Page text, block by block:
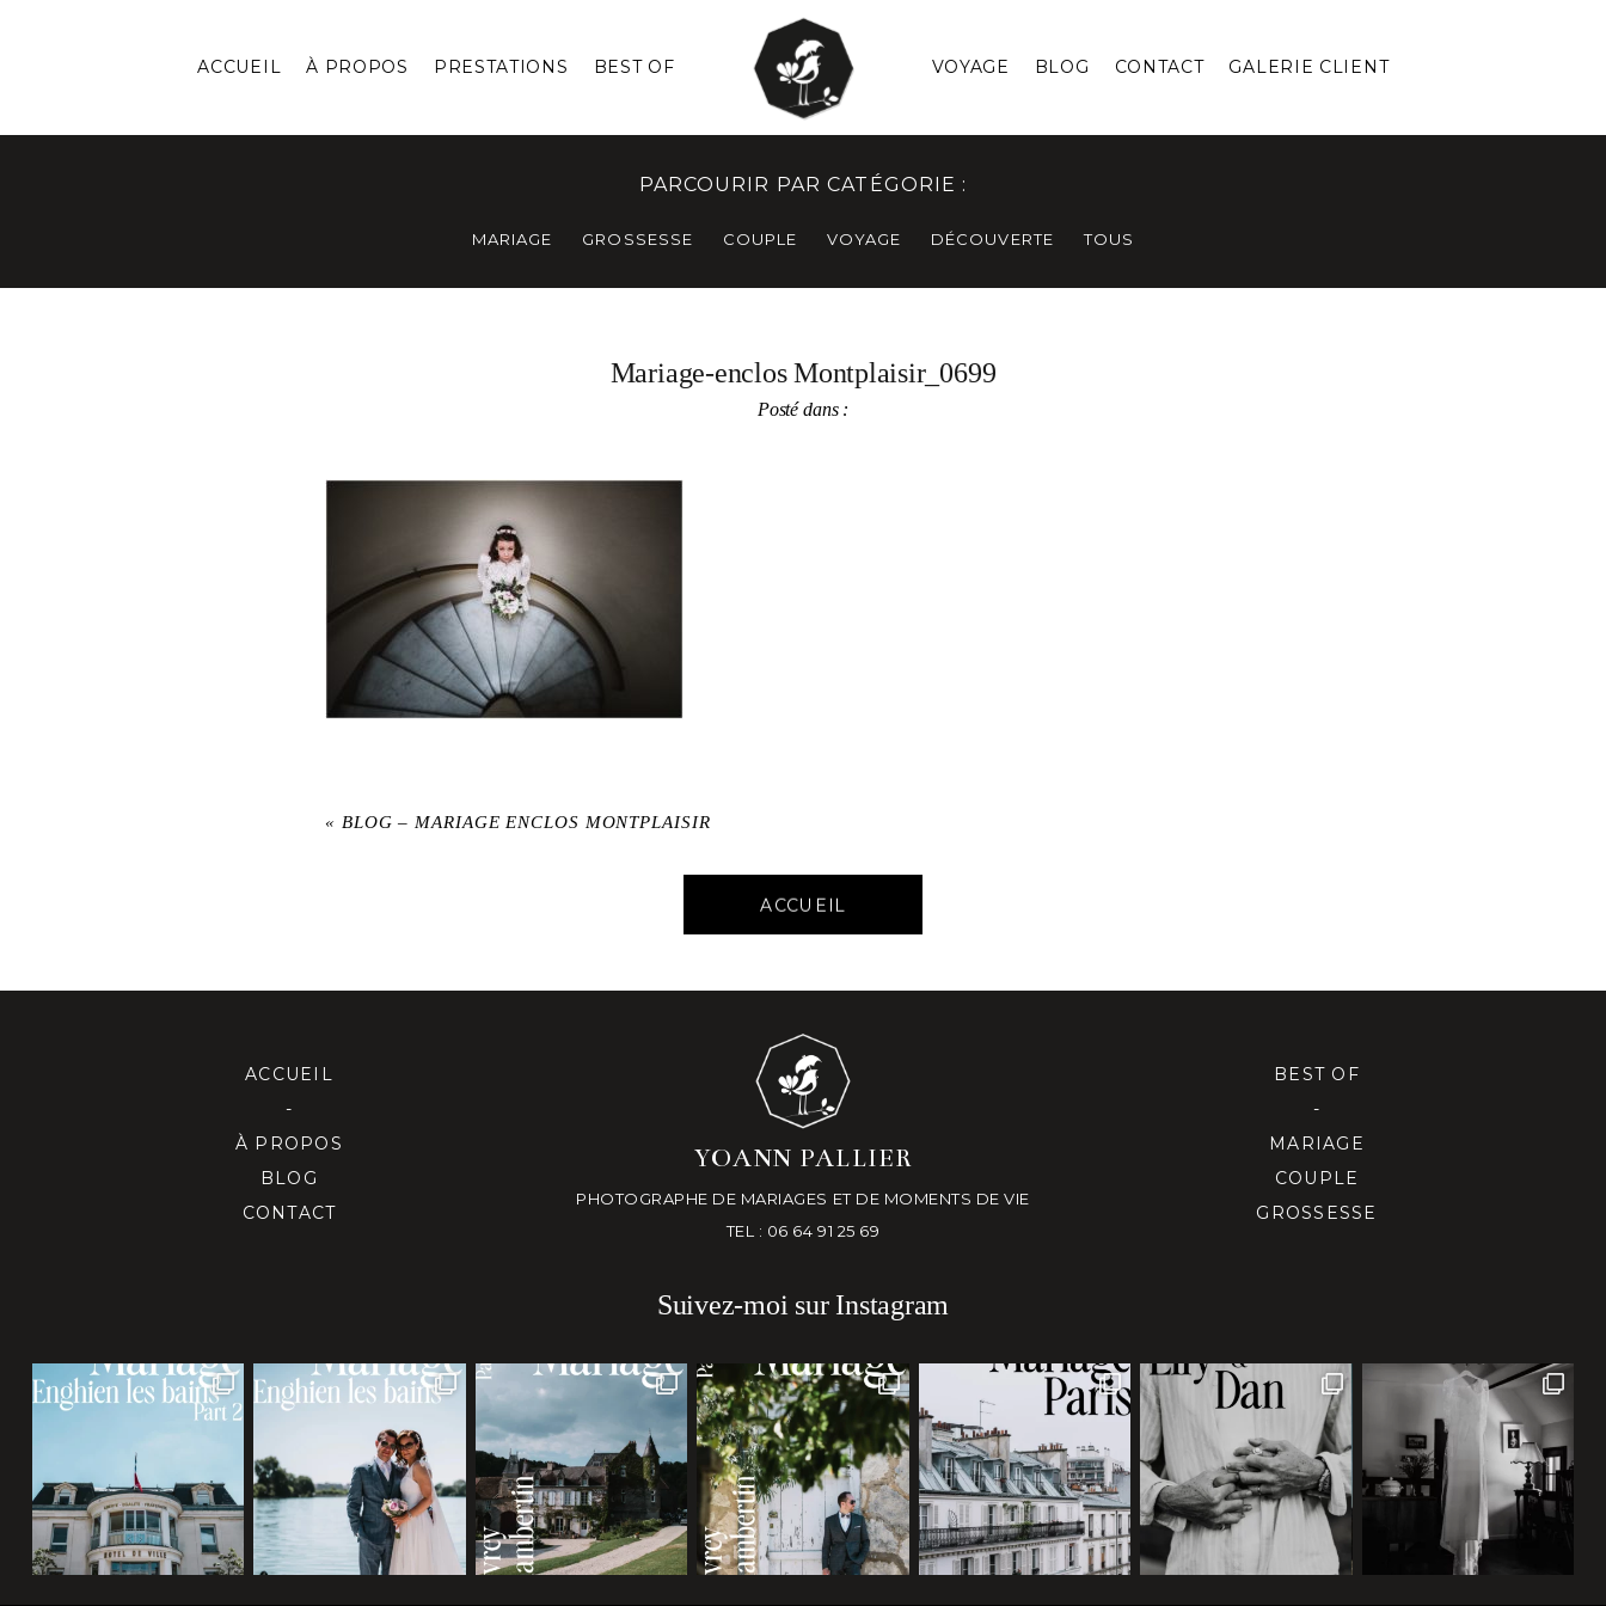
ACCUEIL À PROPOS PRESTATIONS BEST OF VOYAGE BLOG CONTACT GALERIE CLIENT
PARCOURIR PAR CATÉGORIE :
MARIAGE GROSSESSE COUPLE VOYAGE DÉCOUVERTE TOUS
Mariage-enclos Montplaisir_0699
Posté dans :
« BLOG – MARIAGE ENCLOS MONTPLAISIR
ACCUEIL
ACCUEIL
-
À PROPOS
BLOG
CONTACT
YOANN PALLIER
PHOTOGRAPHE DE MARIAGES ET DE MOMENTS DE VIE
TEL : 06 64 91 25 69
BEST OF
-
MARIAGE
COUPLE
GROSSESSE
Suivez-moi sur Instagram